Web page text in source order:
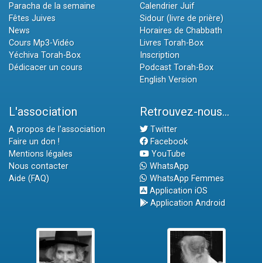
Paracha de la semaine
Fêtes Juives
News
Cours Mp3-Vidéo
Yéchiva Torah-Box
Dédicacer un cours
Calendrier Juif
Sidour (livre de prière)
Horaires de Chabbath
Livres Torah-Box
Inscription
Podcast Torah-Box
English Version
L'association
A propos de l'association
Faire un don !
Mentions légales
Nous contacter
Aide (FAQ)
Retrouvez-nous...
Twitter
Facebook
YouTube
WhatsApp
WhatsApp Femmes
Application iOS
Application Android